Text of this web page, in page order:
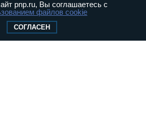
(Роскомнадзор) 05
Эл № ФС77-
pnp.ru, Вы соглашаетесь с
файлов cookie
СОГЛАСЕН